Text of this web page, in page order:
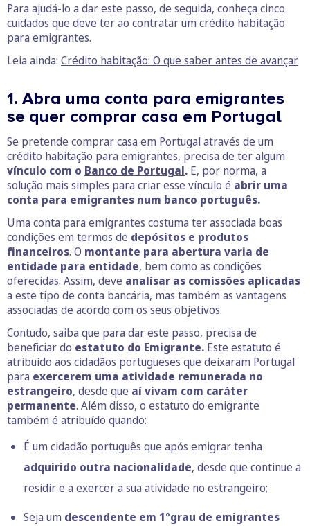
Para ajudá-lo a dar este passo, de seguida, conheça cinco
cuidados que deve ter ao contratar um crédito habitação
para emigrantes.
Leia ainda: Crédito habitação: O que saber antes de avançar
1. Abra uma conta para emigrantes
se quer comprar casa em Portugal
Se pretende comprar casa em Portugal através de um
crédito habitação para emigrantes, precisa de ter algum
vínculo com o Banco de Portugal. E, por norma, a
solução mais simples para criar esse vínculo é abrir uma
conta para emigrantes num banco português.
Uma conta para emigrantes costuma ter associada boas
condições em termos de depósitos e produtos
financeiros. O montante para abertura varia de
entidade para entidade, bem como as condições
oferecidas. Assim, deve analisar as comissões aplicadas
a este tipo de conta bancária, mas também as vantagens
associadas de acordo com os seus objetivos.
Contudo, saiba que para dar este passo, precisa de
beneficiar do estatuto do Emigrante. Este estatuto é
atribuído aos cidadãos portugueses que deixaram Portugal
para exercerem uma atividade remunerada no
estrangeiro, desde que aí vivam com caráter
permanente. Além disso, o estatuto do emigrante
também é atribuído quando:
É um cidadão português que após emigrar tenha
adquirido outra nacionalidade, desde que continue a
residir e a exercer a sua atividade no estrangeiro;
Seja um descendente em 1ºgrau de emigrantes